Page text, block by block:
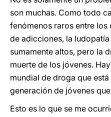
son muchas. Como todo
fenómenos raros entre
de adicciones, la
sumamente altos, pero la
muerte de los jóvenes.
mundial de droga que
generación de jóvenes
Esto es lo que se me